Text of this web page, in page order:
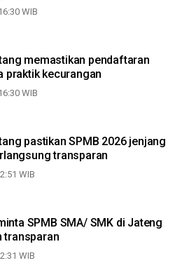
WIB
memastikan pendaftaran
praktik kecurangan
WIB
pastikan SPMB 2026 jenjang
transparan
WIB
SPMB SMA/ SMK di Jateng
transparan
WIB